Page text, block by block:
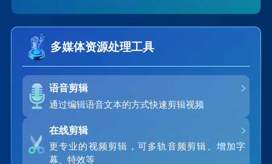
多媒体资源处理工具
语音剪辑
通过编辑语音文本的方式快速剪辑视频
在线剪辑
更专业的视频剪辑，可多轨音频剪辑、增加字
幕、特效等